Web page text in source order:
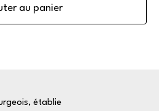
au panier
établie